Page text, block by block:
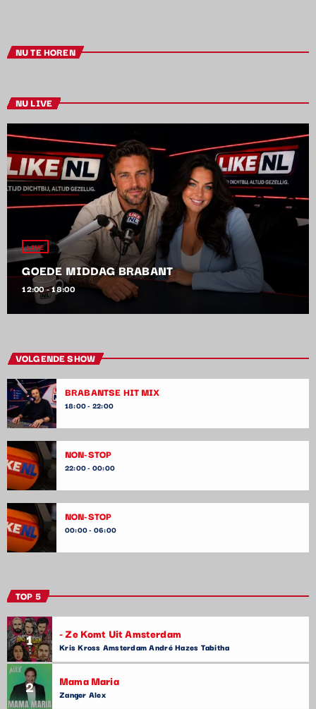
NU TE HOREN
NU LIVE
LIVE
GOEDE MIDDAG BRABANT
12:00 - 18:00
VOLGENDE SHOW
BRABANTSE HIT MIX
18:00 - 22:00
NON-STOP
22:00 - 00:00
NON-STOP
00:00 - 06:00
TOP 5
1 - Ze Komt Uit Amsterdam
Kris Kross Amsterdam André Hazes Tabitha
2 Mama Maria
Zanger Alex